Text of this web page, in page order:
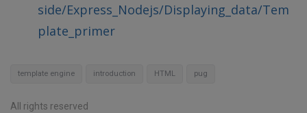
side/Express_Nodejs/Displaying_data/Tem
plate_primer
template engine introduction HTML pug
All rights reserved